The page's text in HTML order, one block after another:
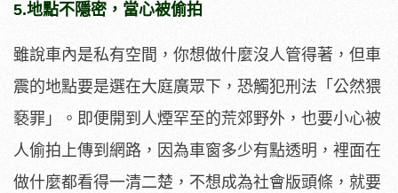
5.地點不隱密，當心被偷拍
雖說車內是私有空間，你想做什麼沒人管得著，但車
震的地點要是選在大庭廣眾下，恐觸犯刑法「公然猥
褻罪」。即便開到人煙罕至的荒郊野外，也要小心被
人偷拍上傳到網路，因為車窗多少有點透明，裡面在
做什麼都看得一清二楚，不想成為社會版頭條，就要